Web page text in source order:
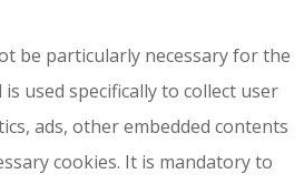
be particularly necessary for the
used specifically to collect user
ads, other embedded contents
cookies. It is mandatory to